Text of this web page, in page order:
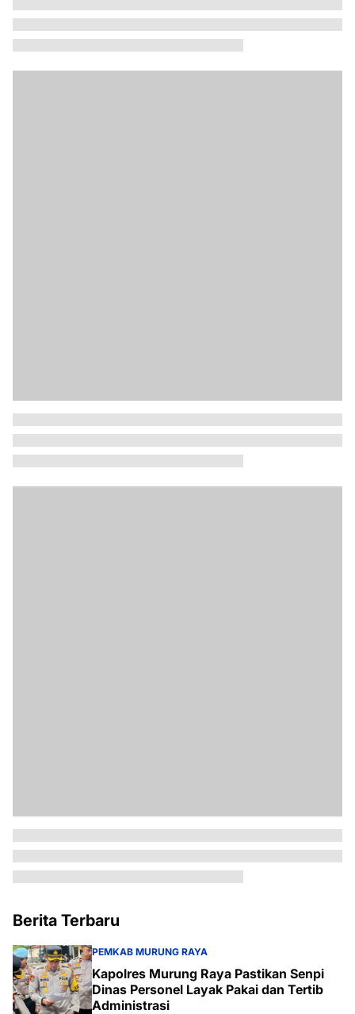
Berita Terbaru
PEMKAB MURUNG RAYA
Kapolres Murung Raya Pastikan Senpi
Dinas Personel Layak Pakai dan Tertib
Administrasi